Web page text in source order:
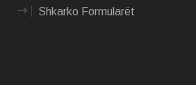
Shkarko Formularët